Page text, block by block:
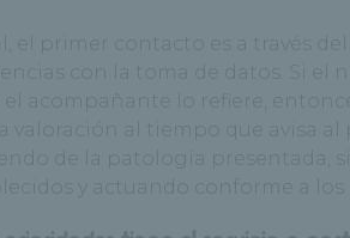
el primer contacto es a través
con la toma de datos. Si el
el acompañante lo refiere,
valoración al tiempo que avisa al
de la patología presentada,
y actuando conforme a los